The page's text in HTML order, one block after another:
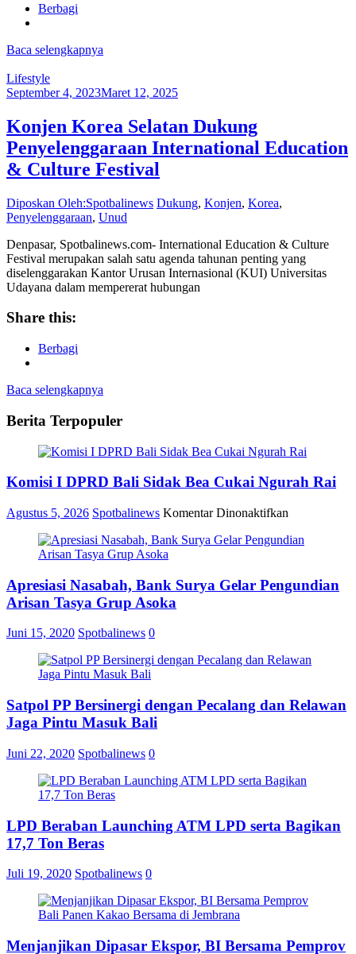
Berbagi
Baca selengkapnya
Lifestyle
September 4, 2023Maret 12, 2025
Konjen Korea Selatan Dukung
Penyelenggaraan International Education
& Culture Festival
Diposkan Oleh:Spotbalinews Dukung, Konjen, Korea,
Penyelenggaraan, Unud
Denpasar, Spotbalinews.com- International Education & Culture
Festival merupakan salah satu agenda tahunan penting yang
diselenggarakan Kantor Urusan Internasional (KUI) Universitas
Udayana dalam mempererat hubungan
Share this:
Berbagi
Baca selengkapnya
Berita Terpopuler
Komisi I DPRD Bali Sidak Bea Cukai Ngurah Rai
Agustus 5, 2026 Spotbalinews Komentar Dinonaktifkan
I
Sidak
Bea
Apresiasi Nasabah, Bank Surya Gelar Pengundian
Arisan Tasya Grup Asoka
Juni 15, 2020 Spotbalinews 0
Satpol PP Bersinergi dengan Pecalang dan Relawan
Jaga Pintu Masuk Bali
Juni 22, 2020 Spotbalinews 0
LPD Beraban Launching ATM LPD serta Bagikan
17,7 Ton Beras
Juli 19, 2020 Spotbalinews 0
Menjanjikan Dipasar Ekspor, BI Bersama Pemprov